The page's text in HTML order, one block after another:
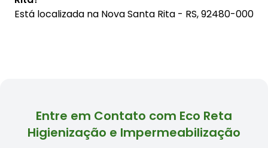
Está localizada na Nova Santa Rita - RS, 92480-000
Entre em Contato com Eco Reta
Higienização e Impermeabilização